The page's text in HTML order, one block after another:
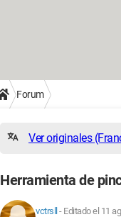
Forum
Ver originales
Herramienta de
vctrsll - Editado el 11